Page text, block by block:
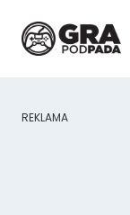
REKLAMA